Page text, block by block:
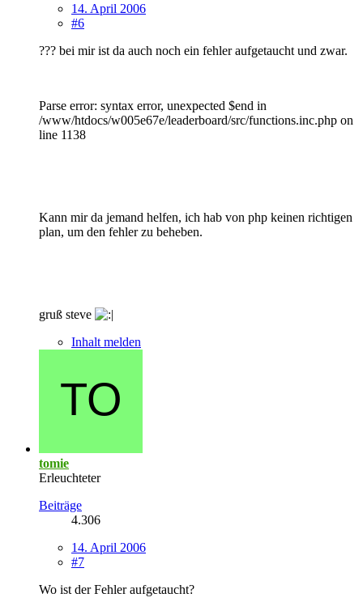
14. April 2006
#6
??? bei mir ist da auch noch ein fehler aufgetaucht und zwar.
Parse error: syntax error, unexpected $end in
/www/htdocs/w005e67e/leaderboard/src/functions.inc.php on
line 1138
Kann mir da jemand helfen, ich hab von php keinen richtigen
plan, um den fehler zu beheben.
gruß steve
Inhalt melden
tomie
Erleuchteter
Beiträge
4.306
14. April 2006
#7
Wo ist der Fehler aufgetaucht?